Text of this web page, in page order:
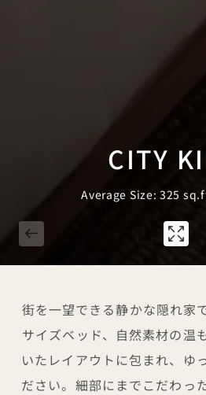
CITY
Average Size: 325
街を一望できる静かな隠れ家
サイズベッド、自然素材の温
いたレイアウトに包まれ、ゆ
ださい。細部にまでこだわっ